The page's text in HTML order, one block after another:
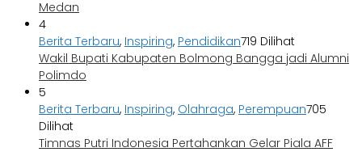
Medan
4
Berita Terbaru, Inspiring, Pendidikan719 Dilihat
Wakil Bupati Kabupaten Bolmong Bangga jadi Alumni
Polimdo
5
Berita Terbaru, Inspiring, Olahraga, Perempuan705
Dilihat
Timnas Putri Indonesia Pertahankan Gelar Piala AFF